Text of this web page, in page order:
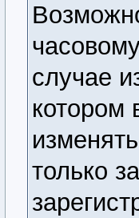
случае
котором
только